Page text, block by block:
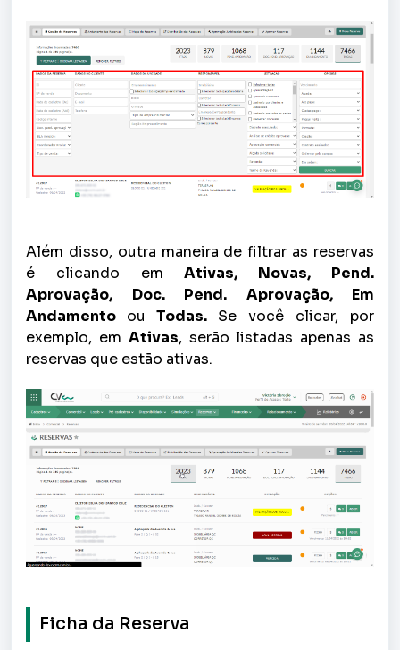
Além disso, outra maneira de filtrar as reservas
é clicando emAtivas, Novas, Pend.
Aprovação, Doc. Pend. Aprovação, Em
Andamento ou Todas. Se você clicar, por
exemplo, em Ativas, serão listadas apenas as
reservas que estão ativas.
Ficha da Reserva